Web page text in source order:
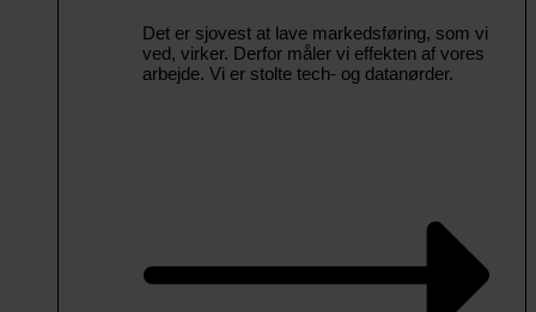
Det er sjovest at lave markedsføring, som vi
ved, virker. Derfor måler vi effekten af vores
arbejde. Vi er stolte tech- og datanørder.